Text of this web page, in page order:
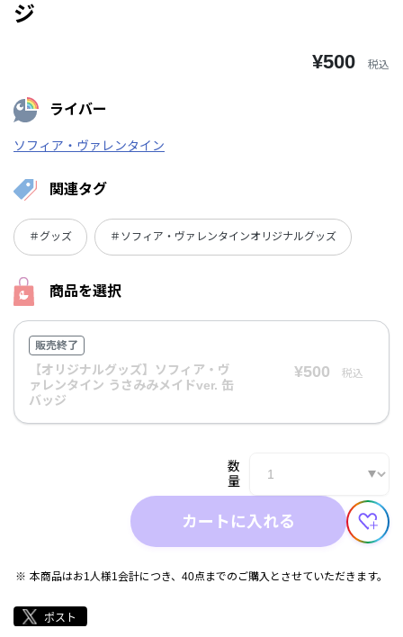
ジ
¥500 税込
ライバー
ソフィア・ヴァレンタイン
関連タグ
＃グッズ ＃ソフィア・ヴァレンタインオリジナルグッズ
商品を選択
販売終了
【オリジナルグッズ】ソフィア・ヴ
ァレンタイン うさみみメイドver. 缶
バッジ
¥500 税込
数
量
カートに入れる
本商品はお1人様1会計につき、40点までのご購入とさせていただきます。